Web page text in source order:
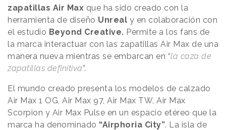
zapatillas Air Max que ha sido creado con la
herramienta de diseño Unreal y en colaboración con
el estudio Beyond Creative. Permite a los fans de
la marca interactuar con las zapatillas Air Max de una
manera nueva mientras se embarcan en “la caza de
zapatillas definitiva”.
El mundo creado presenta los modelos de calzado
Air Max 1 OG, Air Max 97, Air Max TW, Air Max
Scorpion y Air Max Pulse en un espacio etéreo que la
marca ha denominado “Airphoria City”. La isla de